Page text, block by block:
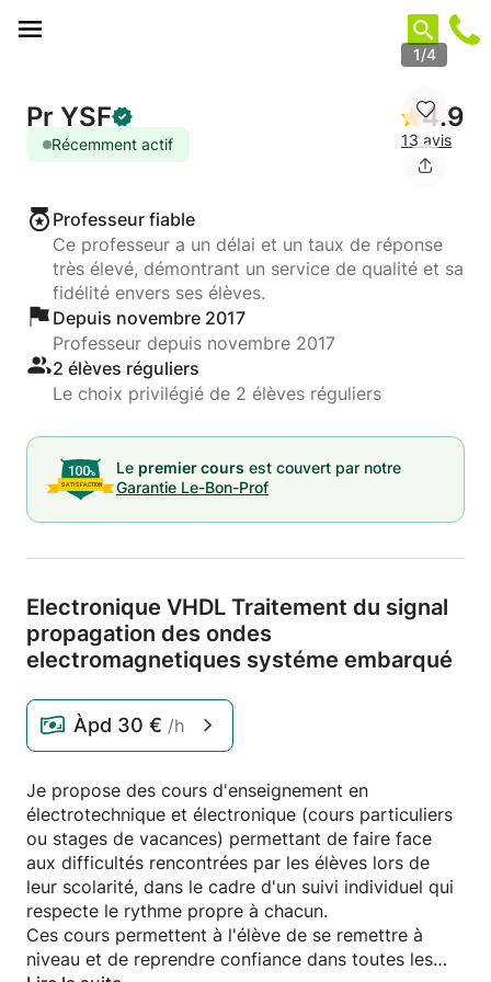
1/4
Pr YSF
Récemment actif
4.9
13 avis
Professeur fiable
Ce professeur a un délai et un taux de réponse
très élevé, démontrant un service de qualité et sa
fidélité envers ses élèves.
Depuis novembre 2017
Professeur depuis novembre 2017
2 élèves réguliers
Le choix privilégié de 2 élèves réguliers
Le premier cours est couvert par notre
Garantie Le-Bon-Prof
Electronique VHDL Traitement du signal
propagation des ondes
electromagnetiques systéme embarqué
Àpd 30 € /h
Je propose des cours d'enseignement en
électrotechnique et électronique (cours particuliers
ou stages de vacances) permettant de faire face
aux difficultés rencontrées par les élèves lors de
leur scolarité, dans le cadre d'un suivi individuel qui
respecte le rythme propre à chacun.
Ces cours permettent à l'élève de se remettre à
niveau et de reprendre confiance dans toutes les